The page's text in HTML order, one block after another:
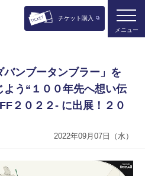
チケット購入
メニュー
ンブータンブラー」を
う“１００年先へ想い伝
２０２２- に出展！２０
2022年09月07日（水）